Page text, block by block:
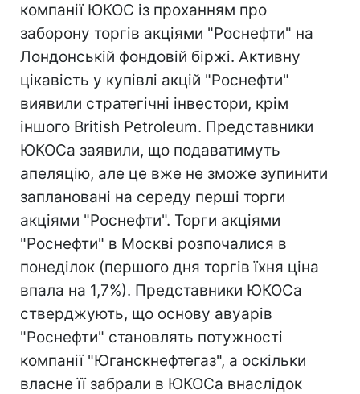
компанії ЮКОС із проханням про
заборону торгів акціями "Роснефти" на
Лондонській фондовій біржі. Активну
цікавість у купівлі акцій "Роснефти"
виявили стратегічні інвестори, крім
іншого British Petroleum. Представники
ЮКОСа заявили, що подаватимуть
апеляцію, але це вже не зможе зупинити
заплановані на середу перші торги
акціями "Роснефти". Торги акціями
"Роснефти" в Москві розпочалися в
понеділок (першого дня торгів їхня ціна
впала на 1,7%). Представники ЮКОСа
стверджують, що основу авуарів
"Роснефти" становлять потужності
компанії "Юганскнефтегаз", а оскільки
власне її забрали в ЮКОСа внаслідок